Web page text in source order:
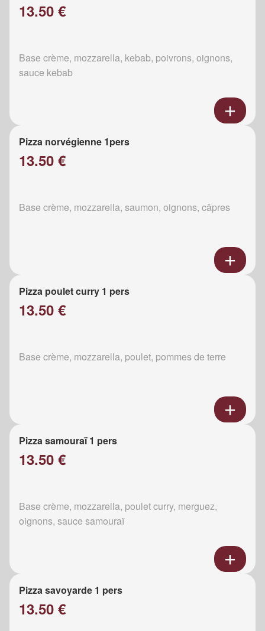
13.50 €
Base crème, mozzarella, kebab, poivrons, oignons,
sauce kebab
Pizza norvégienne 1pers
13.50 €
Base crème, mozzarella, saumon, oignons, câpres
Pizza poulet curry 1 pers
13.50 €
Base crème, mozzarella, poulet, pommes de terre
Pizza samouraï 1 pers
13.50 €
Base crème, mozzarella, poulet curry, merguez,
oignons, sauce samouraï
Pizza savoyarde 1 pers
13.50 €